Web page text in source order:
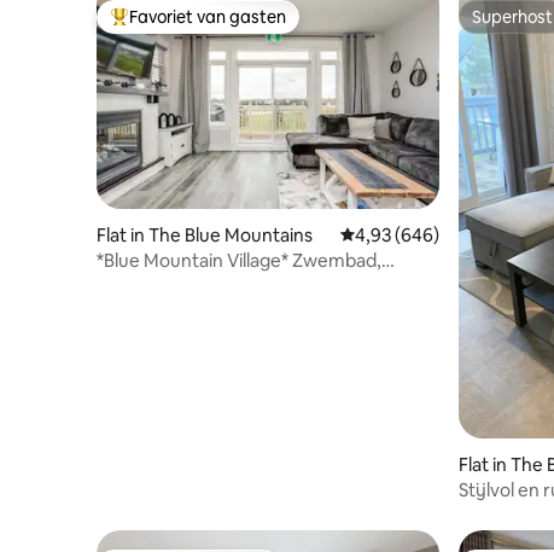
Topfavoriet van gasten
Favoriet van gasten
Flat in The Blue Mountains Gemiddelde beoordeling
4,93 (646)
*Blue Mountain Village* Zwembad,
Superhost
Superhost
Flat in The
Stijlvol en